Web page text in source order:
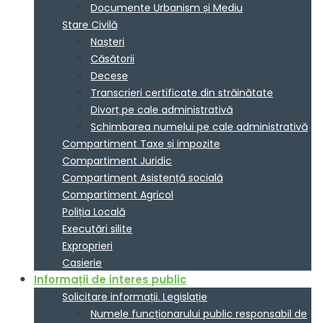
Documente Urbanism și Mediu
Stare Civilă
Nașteri
Căsătorii
Decese
Transcrieri certificate din străinătate
Divorț pe cale administrativă
Schimbarea numelui pe cale administrativă
Compartiment Taxe și impozite
Compartiment Juridic
Compartiment Asistență socială
Compartiment Agricol
Poliția Locală
Executări silite
Exproprieri
Casierie
Informații de interes public
Solicitare informații. Legislație
Numele funcționarului public responsabil de